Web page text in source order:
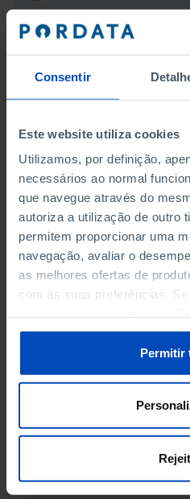
Consentir
Este website utiliza cookies
Utilizamos, por definição,
necessários ao normal
que navegue através do
autoriza a utilização de outro
permitem proporcionar uma
navegação, avaliar o
as melhores ofertas de
com as suas preferências.
sobre cookies através da
Política de Cookies.
Permitir
SUSTAINABLE
TOURISM
WASTE AND
CIRCULARITY RATE (%)
DOMESTIC MATERIAL
MATERIAL
GENERATION OF WASTE BY
MATERIAL FOOTPRINTPER
MUNICIPAL WASTE